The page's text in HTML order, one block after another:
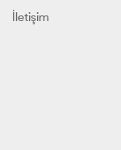
İletişim